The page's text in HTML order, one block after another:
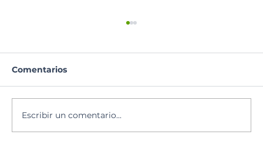
Comentarios
Escribir un comentario...